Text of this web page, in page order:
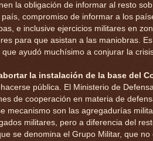
la obligación de informar al resto
compromiso de informar a los
e inclusive ejercicios militares en
para que asistan a las maniobras.
ayudó muchísimo a conjurar la
la instalación de la base del
pública. El Ministerio de
de cooperación en materia de
mecanismo son las agregadurías
militares, pero a diferencia del
se denomina el Grupo Militar, que